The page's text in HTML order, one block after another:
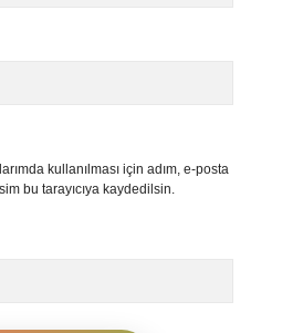
kullanılması için adım, e-posta
bu tarayıcıya kaydedilsin.